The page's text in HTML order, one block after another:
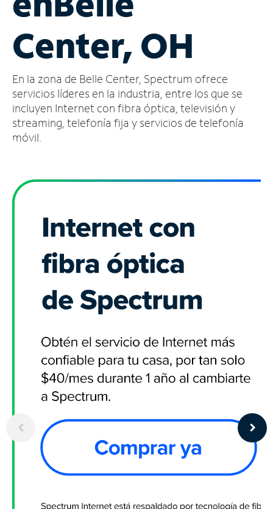
cuenta
Encuentra
tienda
Center, OH
En la zona de Belle Center, Spectrum ofrece
servicios líderes en la industria, entre los que se
incluyen Internet con fibra óptica, televisión y
streaming, telefonía fija y servicios de telefonía
móvil.